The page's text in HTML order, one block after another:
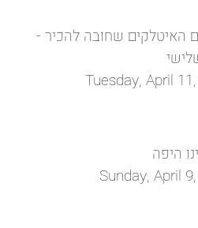
האיטלקים שחובה להכיר -
Tuesday, April
היפה
Sunday, April